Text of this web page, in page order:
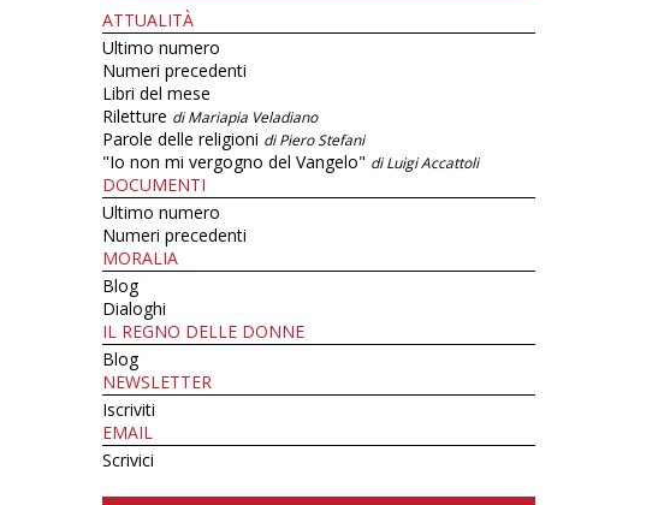
ATTUALITÀ
Ultimo numero
Numeri precedenti
Libri del mese
Riletture di Mariapia Veladiano
Parole delle religioni di Piero Stefani
"Io non mi vergogno del Vangelo" di Luigi Accattoli
DOCUMENTI
Ultimo numero
Numeri precedenti
MORALIA
Blog
Dialoghi
IL REGNO DELLE DONNE
Blog
NEWSLETTER
Iscriviti
EMAIL
Scrivici